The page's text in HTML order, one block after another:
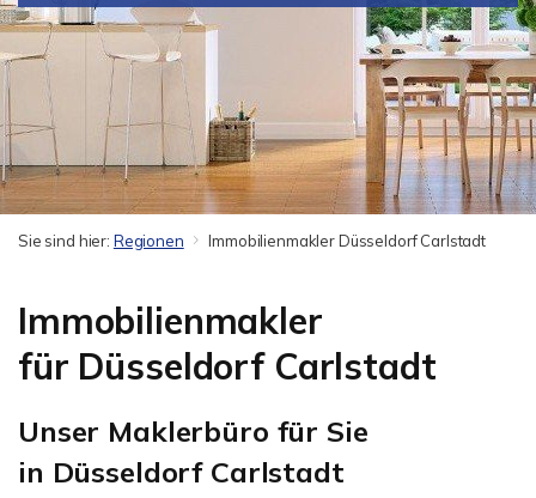
Sie sind hier: Regionen Immobilienmakler Düsseldorf Carlstadt
Immobilienmakler
für Düsseldorf Carlstadt
Unser Maklerbüro für Sie
in Düsseldorf Carlstadt